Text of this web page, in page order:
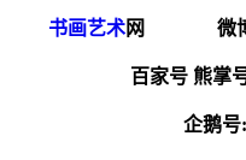
书画艺术网 微
百家号 熊掌
企鹅号: